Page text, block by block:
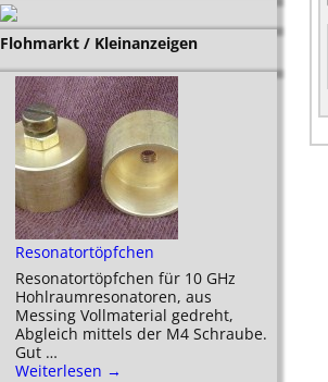
Flohmarkt / Kleinanzeigen
Resonatortöpfchen
Resonatortöpfchen für 10 GHz
Hohlraumresonatoren, aus
Messing Vollmaterial gedreht,
Abgleich mittels der M4 Schraube.
Gut …
Weiterlesen →